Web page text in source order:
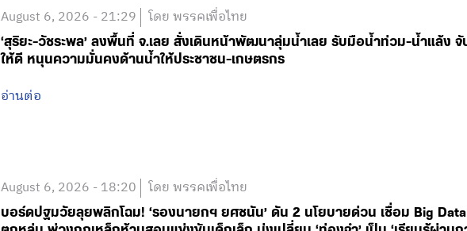
August 6, 2026 - 21:29 โดย พรรคเพื่อไทย
‘สุริยะ-วัชระพล’ ลงพื้นที่ จ.เลย สั่งเดินหน้าพัฒนาลุ่มน้ำเลย รับมือน้ำท่วม-น้ำแล้ง
ให้ดี หนุนความมั่นคงด้านน้ำให้ประชาชน-เกษตรกร
อ่านต่อ
August 6, 2026 - 18:20 โดย พรรคเพื่อไทย
บอร์ดปฐมวัยลุยพลิกโฉม! ‘รองนายกฯ ยศชนัน’ ดัน 2 นโยบายด่วน เชื่อม Big